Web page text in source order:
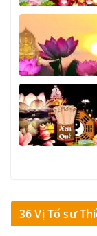
36 Vị Tổ sư